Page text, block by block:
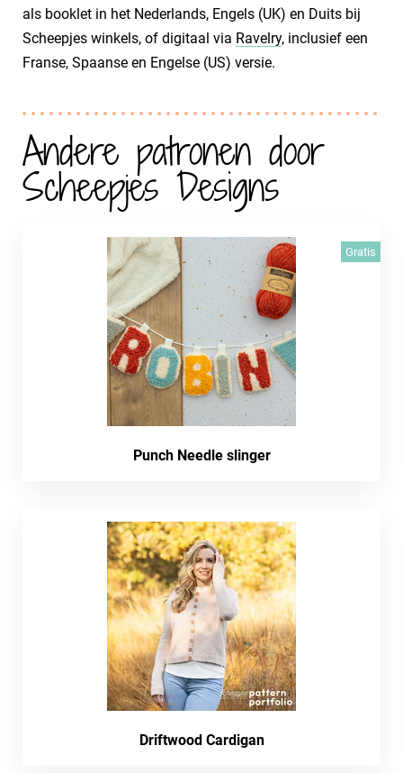
als booklet in het Nederlands, Engels (UK) en Duits bij
Scheepjes winkels, of digitaal via Ravelry, inclusief een
Franse, Spaanse en Engelse (US) versie.
Andere patronen door
Scheepjes Designs
Gratis
Punch Needle slinger
Driftwood Cardigan